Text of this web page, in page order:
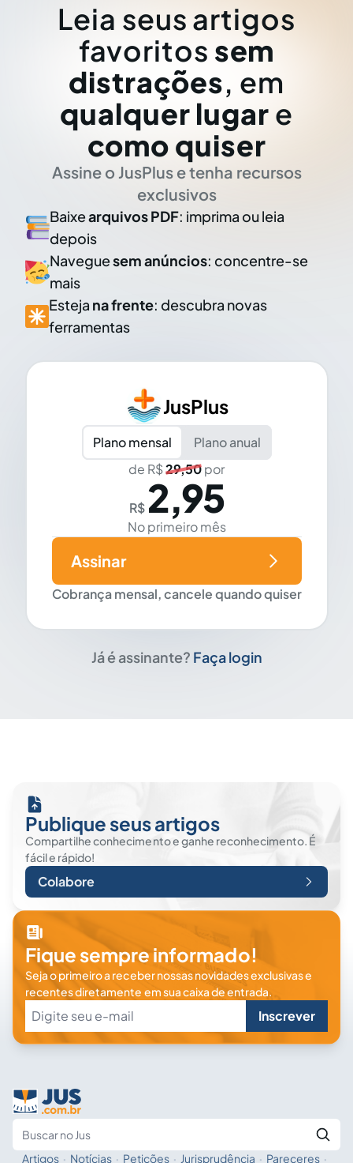
Leia seus artigos
favoritos sem
distrações, em
qualquer lugar e
como quiser
Assine o JusPlus e tenha recursos
exclusivos
Baixearquivos PDF: imprima ou leia
depois
Naveguesem anúncios: concentre-se
mais
Esteja na frente: descubra novas
ferramentas
JusPlus
Plano mensal
Plano anual
de R$29,50por
R$ 2,95
No primeiro mês
Cobrança mensal, cancele quando quiser
Assinar
Já é assinante? Faça login
Publique seus artigos
Compartilhe conhecimento e ganhe reconhecimento. É
fácil e rápido!
Colabore
Fique sempre informado!
Seja o primeiro a receber nossas novidades exclusivas e
recentes diretamente em sua caixa de entrada.
Inscrever
Artigos · Notícias · Petições · Jurisprudência · Pareceres ·